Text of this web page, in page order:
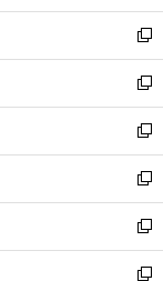
開
く
ウ
で
開
く
ン
ド
ウ
で
開
く
ウ
ィ
ン
ド
ウ
で
開
く
新
し
い
ウ
ィ
ン
ド
ウ
で
開
く
新
し
い
ウ
ィ
ン
ド
ウ
で
新
し
い
ウ
ィ
ン
ド
新
し
い
ウ
ィ
新
し